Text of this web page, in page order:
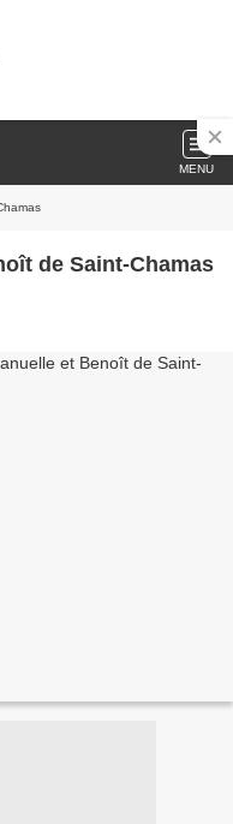
MENU
de Saint-Chamas